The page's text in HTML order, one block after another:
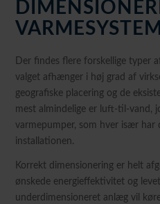
Der findes flere forskellige typer
valget afhænger i høj grad af
geografiske placering og de
mest almindelige er luft-til-vand,
varmepumper, som hver især har
installationen.
Korrekt dimensionering er helt
ønskede energieffektivitet og
underdimensioneret anlæg vil